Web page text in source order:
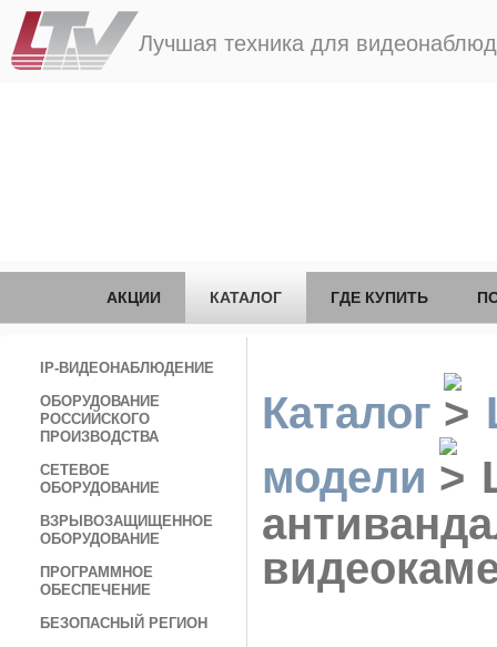
Лучшая техника для
АКЦИИ КАТАЛОГ ГДЕ КУПИТЬ
IP-ВИДЕОНАБЛЮДЕНИЕ
ОБОРУДОВАНИЕ
РОССИЙСКОГО
ПРОИЗВОДСТВА
СЕТЕВОЕ
ОБОРУДОВАНИЕ
ВЗРЫВОЗАЩИЩЕННОЕ
ОБОРУДОВАНИЕ
ПРОГРАММНОЕ
ОБЕСПЕЧЕНИЕ
БЕЗОПАСНЫЙ РЕГИОН
Каталог
модели